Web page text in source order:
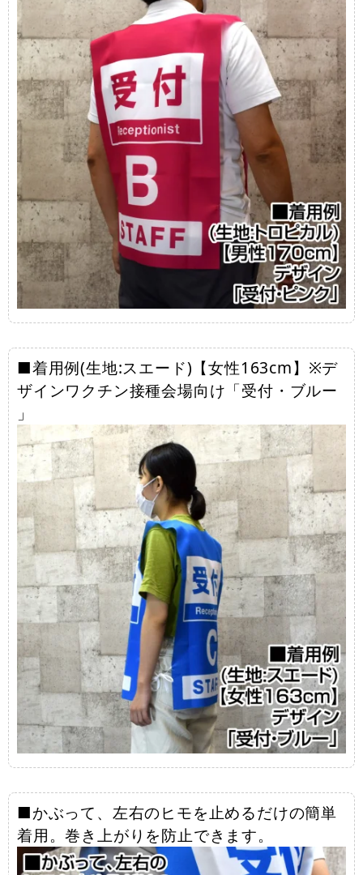
■着用例(生地:スエード)【女性163cm】※デ
ザインワクチン接種会場向け「受付・ブルー
」
■かぶって、左右のヒモを止めるだけの簡単
着用。巻き上がりを防止できます。